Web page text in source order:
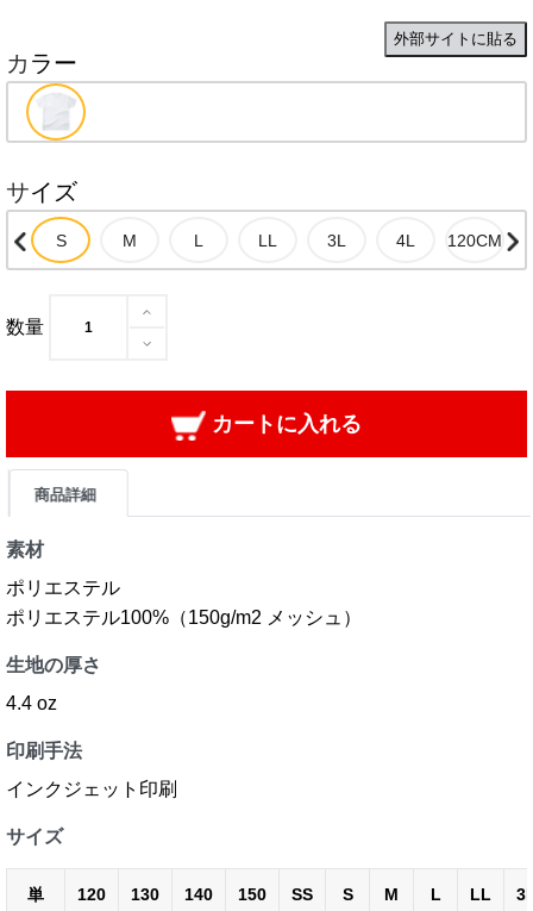
外部サイトに貼る
カラー
サイズ
数量
カートに入れる
商品詳細
素材
ポリエステル
ポリエステル100%（150g/m2 メッシュ）
生地の厚さ
4.4 oz
印刷手法
インクジェット印刷
サイズ
単
120 130 140 150 SS S M L LL